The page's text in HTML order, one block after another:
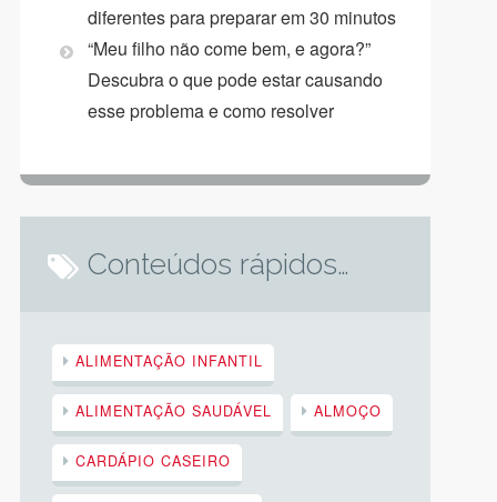
diferentes para preparar em 30 minutos
“Meu filho não come bem, e agora?”
Descubra o que pode estar causando
esse problema e como resolver
Conteúdos rápidos…
ALIMENTAÇÃO INFANTIL
ALIMENTAÇÃO SAUDÁVEL ALMOÇO
CARDÁPIO CASEIRO